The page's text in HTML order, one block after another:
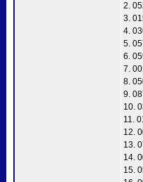
2.
3.
4.
5.
6.
7.
8.
9.
10.
11.
12.
13.
14.
15.